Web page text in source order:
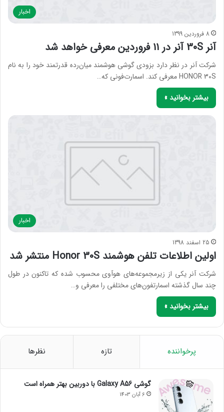
اخبار
8 فروردین 1399
آنر 30S آنر در 11 فروردین معرفی خواهد شد
شرکت آنر در نظر دارد بزودی گوشی هوشمند میان‌رده قدرتمند خود را به نام
HONOR 30S معرفی کند. اسمارت‌فونی که…
بیشتر بخوانید »
اخبار
25 اسفند 1398
اولین اطلاعات تلفن هوشمند Honor 30S منتشر شد
شرکت آنر یکی از زیرمجموعه‌های هوآوی محسوب شده که تاکنون در طول
چند سال گذشته اسمارتفون‌های مختلفی را معرفی و…
بیشتر بخوانید »
پرخواننده تازه نظرها
گوشی Galaxy A56 با دوربین بهتر همراه است
6 آبان 1403